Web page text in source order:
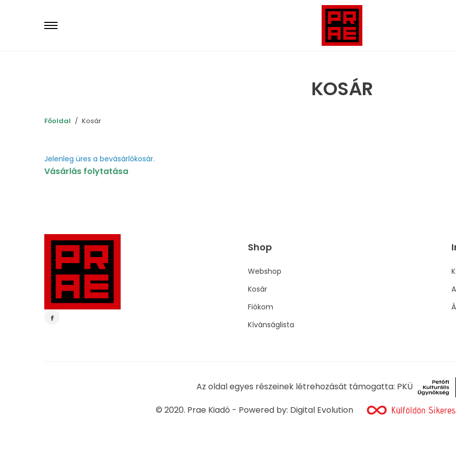
KOSÁR
Főoldal Kosár
Jelenleg üres a bevásárlókosár.
Vásárlás folytatása
Shop
Webshop
Kosár
Fiókom
Kívánságlista
Az oldal egyes részeinek létrehozását támogatta: PKÜ
© 2020. Prae Kiadó - Powered by: Digital Evolution